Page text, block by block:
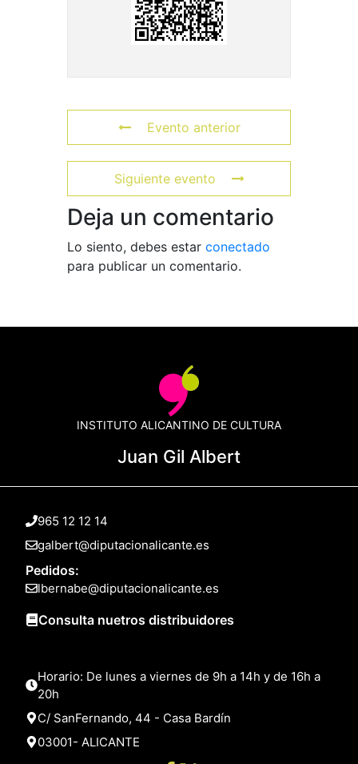
Evento anterior
Siguiente evento
Deja un comentario
Lo siento, debes estar conectado
para publicar un comentario.
INSTITUTO ALICANTINO DE CULTURA
Juan Gil Albert
965 12 12 14
galbert@diputacionalicante.es
Pedidos:
lbernabe@diputacionalicante.es
Consulta nuetros distribuidores
Horario: De lunes a viernes de 9h a 14h y de 16h a
20h
C/ SanFernando, 44 - Casa Bardín
03001- ALICANTE